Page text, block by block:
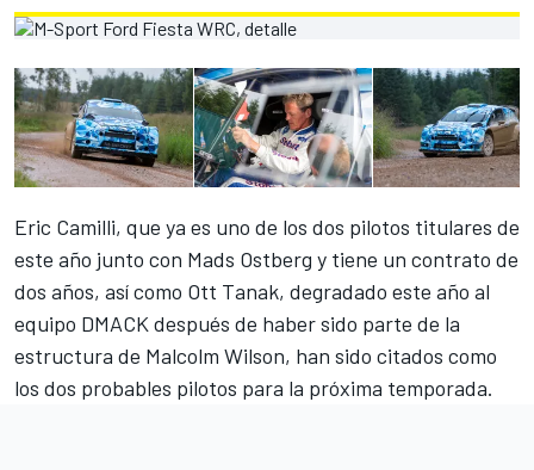
Eric Camilli, que ya es uno de los dos pilotos titulares de
este año junto con Mads Ostberg y tiene un contrato de
dos años, así como Ott Tanak, degradado este año al
equipo DMACK después de haber sido parte de la
estructura de Malcolm Wilson, han sido citados como
los dos probables pilotos para la próxima temporada.